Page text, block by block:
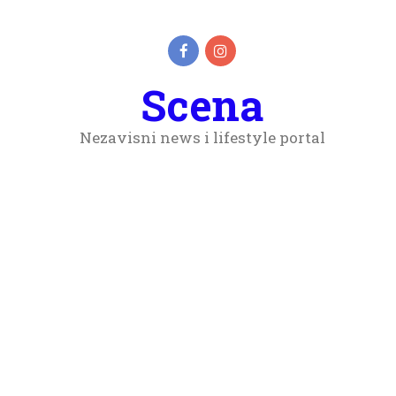
Scena
Nezavisni news i lifestyle portal